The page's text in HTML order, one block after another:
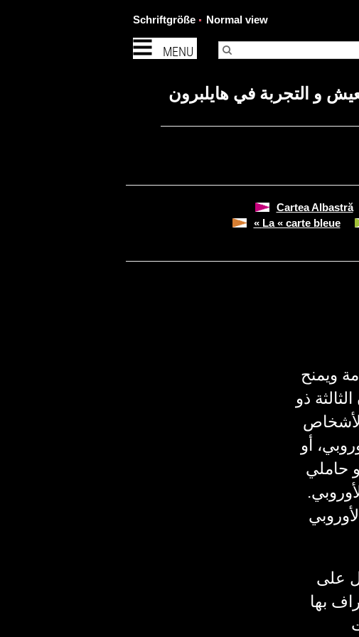
MENU
Schriftgröße Normal view
و التجربة في هايلبرون
Cartea Albastră
La « carte bleue »
ويمنح
ذو
أو
حاملي
على
بها